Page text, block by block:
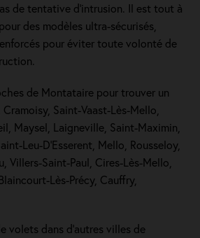
de tentative d’intrusion. Il est tout à
des modèles ultra-sécurisés,
pour éviter toute volonté de
de Montataire pour trouver un
Saint-Vaast-Lès-Mello,
Maysel, Laigneville, Saint-Maximin,
Leu-D'Esserent, Mello, Rousseloy,
Villers-Saint-Paul, Cires-Lès-Mello,
Lès-Précy, Cauffry,
volets dans d’autres villes de